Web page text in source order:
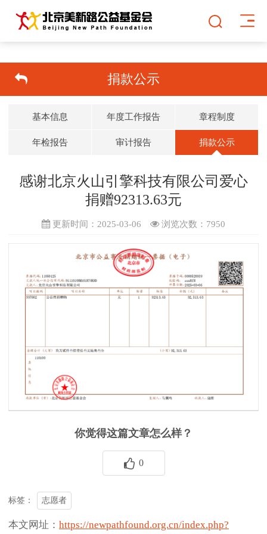
捐款公示
基本信息 年度工作报告 章程制度
年检报告 审计报告 捐款公示
感谢北京火山引擎科技有限公司爱心
捐赠92313.63元
更新时间：2025-03-06 浏览次数： 7950
你觉得这篇文章怎么样？
0
标签： 志愿者
本文网址： https://newpathfound.org.cn/index.php?